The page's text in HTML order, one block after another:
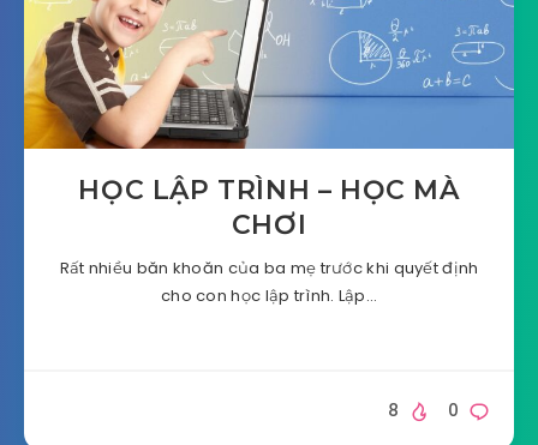
HỌC LẬP TRÌNH – HỌC MÀ
CHƠI
Rất nhiều băn khoăn của ba mẹ trước khi quyết định
cho con học lập trình. Lập…
0
8